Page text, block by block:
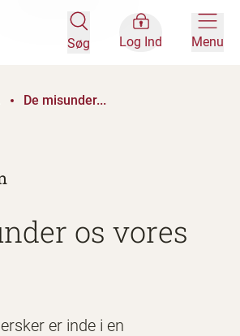
Søg Log Ind Menu
De misunder...
os vores
er inde i en